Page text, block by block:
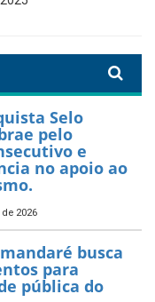
gratuito
Blanc
Plano de
(PAR)